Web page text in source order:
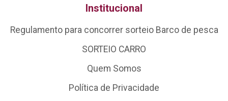
Institucional
Regulamento para concorrer sorteio Barco de pesca
SORTEIO CARRO
Quem Somos
Política de Privacidade